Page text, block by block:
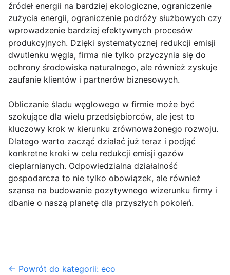
źródeł energii na bardziej ekologiczne, ograniczenie
zużycia energii, ograniczenie podróży służbowych czy
wprowadzenie bardziej efektywnych procesów
produkcyjnych. Dzięki systematycznej redukcji emisji
dwutlenku węgla, firma nie tylko przyczynia się do
ochrony środowiska naturalnego, ale również zyskuje
zaufanie klientów i partnerów biznesowych.
Obliczanie śladu węglowego w firmie może być
szokujące dla wielu przedsiębiorców, ale jest to
kluczowy krok w kierunku zrównoważonego rozwoju.
Dlatego warto zacząć działać już teraz i podjąć
konkretne kroki w celu redukcji emisji gazów
cieplarnianych. Odpowiedzialna działalność
gospodarcza to nie tylko obowiązek, ale również
szansa na budowanie pozytywnego wizerunku firmy i
dbanie o naszą planetę dla przyszłych pokoleń.
← Powrót do kategorii: eco